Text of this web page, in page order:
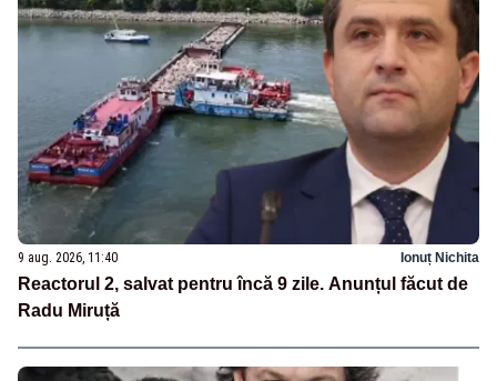
9 aug. 2026, 11:40 Ionuț Nichita
Reactorul 2, salvat pentru încă 9 zile. Anunțul făcut de
Radu Miruță